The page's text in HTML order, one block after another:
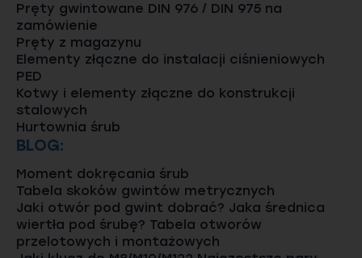
Pręty gwintowane DIN 976 / DIN 975 na
zamówienie
Pręty z magazynu
Elementy złączne do instalacji ciśnieniowych
PED
Kotwy i elementy złączne do konstrukcji
stalowych
Hurtownia śrub
BLOG:
Moment dokręcania śrub
Tabela skoków gwintów metrycznych
Jaki otwór pod gwint dobrać? Jaka średnica
wiertła pod śrubę? Tabela otworów
przelotowych i montażowych